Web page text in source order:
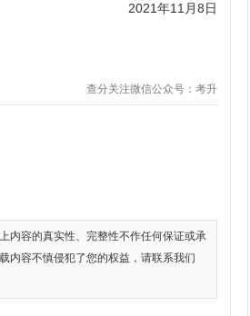
2021年11月8日
查分关注微信公众号：考升
内容的真实性、完整性不作任何保证或承
内容不慎侵犯了您的权益，请联系我们